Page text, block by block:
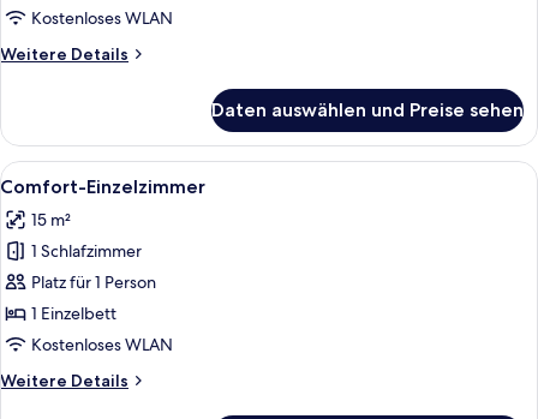
Kostenloses WLAN
Weitere Details
Weitere
Doppelzimmer
Daten auswählen und Preise sehen
Alle
Fotos
für
Comfort-
Einzelzimmer
anzeigen
Ein Hotelzimmer mit Bett,
5
Comfort-Einzelzimmer
15 m²
1 Schlafzimmer
Platz für 1 Person
1 Einzelbett
Kostenloses WLAN
Weitere Details
Weitere